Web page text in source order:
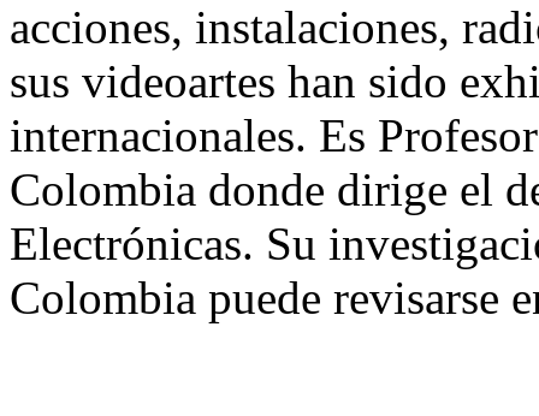
acciones, instalaciones,
sus videoartes han sido
internacionales. Es
Colombia donde dirige el
Electrónicas. Su
Colombia puede revisarse